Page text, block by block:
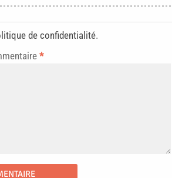
de confidentialité.
*